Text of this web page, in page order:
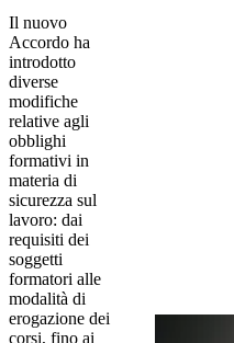
Il nuovo
Accordo ha
introdotto
diverse
modifiche
relative agli
obblighi
formativi in
materia di
sicurezza sul
lavoro: dai
requisiti dei
soggetti
formatori alle
modalità di
erogazione dei
corsi, fino ai